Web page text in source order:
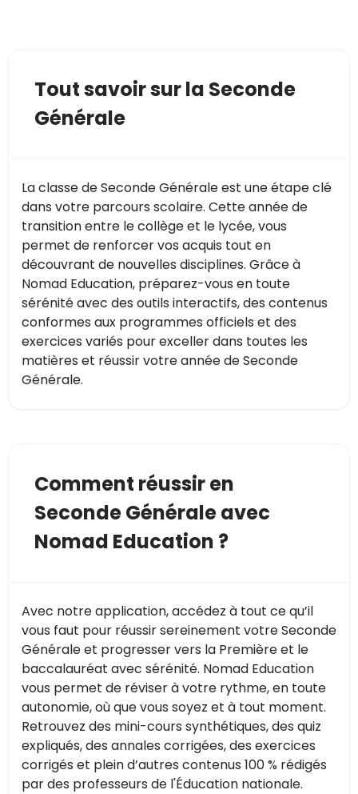
Tout savoir sur la Seconde
Générale
La classe de Seconde Générale est une étape clé
dans votre parcours scolaire. Cette année de
transition entre le collège et le lycée, vous
permet de renforcer vos acquis tout en
découvrant de nouvelles disciplines. Grâce à
Nomad Education, préparez-vous en toute
sérénité avec des outils interactifs, des contenus
conformes aux programmes officiels et des
exercices variés pour exceller dans toutes les
matières et réussir votre année de Seconde
Générale.
Comment réussir en
Seconde Générale avec
Nomad Education ?
Avec notre application, accédez à tout ce qu’il
vous faut pour réussir sereinement votre Seconde
Générale et progresser vers la Première et le
baccalauréat avec sérénité. Nomad Education
vous permet de réviser à votre rythme, en toute
autonomie, où que vous soyez et à tout moment.
Retrouvez des mini-cours synthétiques, des quiz
expliqués, des annales corrigées, des exercices
corrigés et plein d’autres contenus 100 % rédigés
par des professeurs de l'Éducation nationale.